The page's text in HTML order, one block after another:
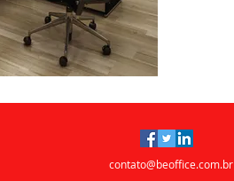
contato@beoffice.com.br